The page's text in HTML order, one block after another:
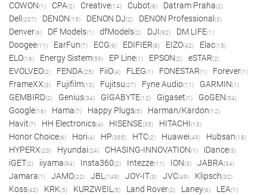
COWON(1) CPA(2) Creative(14) Cubot(8) Datram Praha(2)
Dell (207) DENON(15) DENON DJ(2) DENON Professional (3)
Denver(6) DF Models(1) dfModels(2) DJI(92) DM.LIFE(1)
Doogee(11) EarFun(7) ECG(9) EDIFIER(8) EIZO(42) Elac(15)
ELO(16) Energy Sistem(59) EP Line(1) EPSON(2) eSTAR(2)
EVOLVEO(2) FENDA(25) FiiO(4) FLEG(1) FONESTAR(1) Forever(1)
FrameXX(3) Fujifilm(10) Fujitsu(27) Fyne Audio(11) GARMIN(1)
GEMBIRD(2) Genius(34) GIGABYTE(12) Gigaset(1) GoGEN(54)
Google(16) Hama(7) Happy Plugs(5) Harman/Kardon(12)
Havit(7) HH Electronics(4) HISENSE(35) HITACHI(13)
Honor Choice(6) Hori(4) HP(385) HTC(2) Huawei(49) Hubsan(18)
HYPERX(23) Hyundai(24) CHASING-INNOVATION(1) iDance(3)
iGET(2) iiyama(94) Insta360(2) Intezze(11) ION(3) JABRA(34)
Jamara(1) JAMO(22) JBL (149) JOY-IT(3) JVC(49) Klipsch(32)
Koss(42) KRK(5) KURZWEIL (5) Land Rover(2) Laney(6) LEA(1)